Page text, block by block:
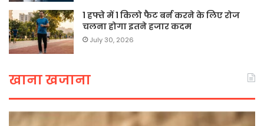
1 हफ्ते में 1 किलो फैट बर्न करने के लिए रोज
चलना होगा इतने हजार कदम
July 30, 2026
खाना खजाना